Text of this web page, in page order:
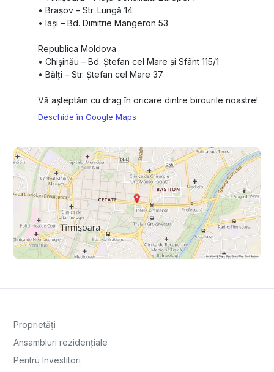
•⁠ ⁠Brașov – Str. Lungă 14
•⁠ ⁠Iași – Bd. Dimitrie Mangeron 53
Republica Moldova
•⁠ ⁠Chișinău – Bd. Ștefan cel Mare și Sfânt 115/1
•⁠ ⁠Bălți – Str. Ștefan cel Mare 37
Vă așteptăm cu drag în oricare dintre birourile noastre!
Deschide în Google Maps
Proprietăți
Ansambluri rezidențiale
Pentru Investitori